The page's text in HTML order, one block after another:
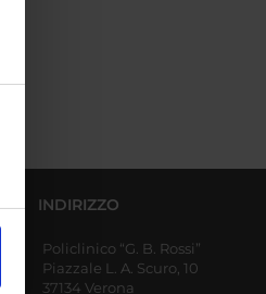
INDIRIZZO
Policlinico “G. B. Rossi”
Piazzale L. A. Scuro, 10
37134 Verona